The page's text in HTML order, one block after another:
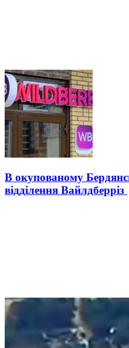
В окупованому
відділення Вайлдберріз